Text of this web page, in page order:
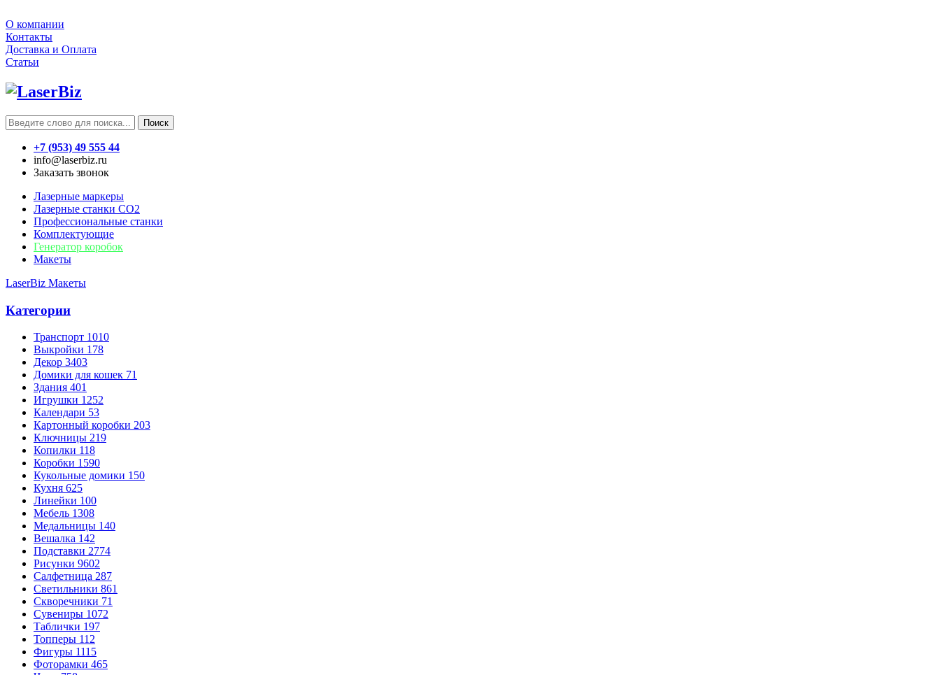
О компании
Контакты
Доставка и Оплата
Статьи
Поиск
+7 (953) 49 555 44
info@laserbiz.ru
Заказать звонок
Лазерные маркеры
Лазерные станки CO2
Профессиональные станки
Комплектующие
Генератор коробок
Макеты
LaserBiz Макеты
Категории
Транспорт 1010
Выкройки 178
Декор 3403
Домики для кошек 71
Здания 401
Игрушки 1252
Календари 53
Картонный коробки 203
Ключницы 219
Копилки 118
Коробки 1590
Кукольные домики 150
Кухня 625
Линейки 100
Мебель 1308
Медальницы 140
Вешалка 142
Подставки 2774
Рисунки 9602
Салфетница 287
Светильники 861
Скворечники 71
Сувениры 1072
Таблички 197
Топперы 112
Фигуры 1115
Фоторамки 465